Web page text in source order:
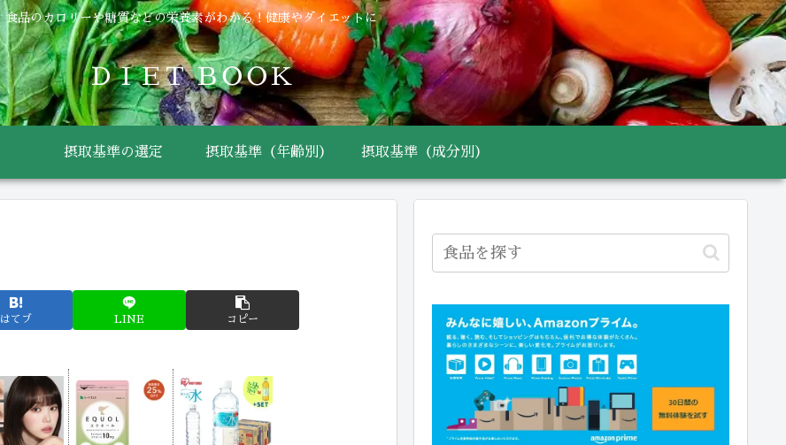
食品のカロリーや糖質などの栄養素がわかる！健康やダイエットに
ＤＩＥＴ ＢＯＯＫ
摂取基準の選定 摂取基準（年齢別） 摂取基準（成分別）
はてブ LINE コピー